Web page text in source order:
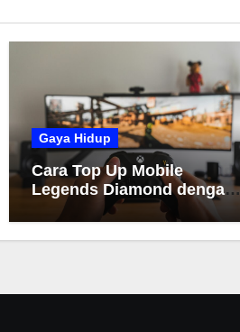
Gaya Hidup
Cara Top Up Mobile
Legends Diamond dengan
Mudah dan Cepat